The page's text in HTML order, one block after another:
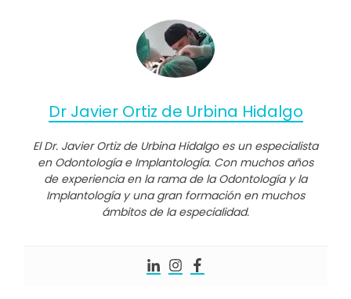
Dr Javier Ortiz de Urbina Hidalgo
El Dr. Javier Ortiz de Urbina Hidalgo es un especialista
en Odontología e Implantología. Con muchos años
de experiencia en la rama de la Odontología y la
Implantología y una gran formación en muchos
ámbitos de la especialidad.